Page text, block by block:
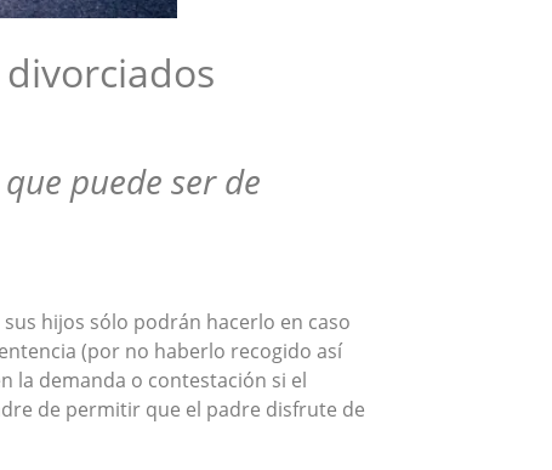
puede ser de
hijos sólo podrán hacerlo en caso
(por no haberlo recogido así
la demanda o contestación si el
de permitir que el padre disfrute de